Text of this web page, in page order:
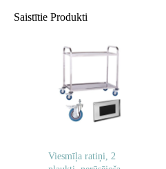
Saistītie Produkti
Viesmīļa ratiņi, 2